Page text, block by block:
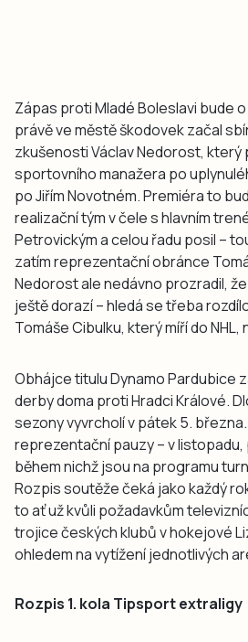
Zápas proti Mladé Boleslavi bude
právě ve městě škodovek začal
zkušenosti Václav Nedorost, který
sportovního manažera po
po Jiřím Novotném. Premiéra to
realizační tým v čele s hlavním
Petrovickým a celou řadu posil –
zatím reprezentační obránce
Nedorost ale nedávno prozradil,
ještě dorazí – hledá se třeba
Tomáše Cibulku, který míří do
Obhájce titulu Dynamo Pardubice
derby doma proti Hradci Králové.
sezony vyvrcholí v pátek 5.
reprezentační pauzy – v listopadu,
během nichž jsou na programu
Rozpis soutěže čeká jako každý
to ať už kvůli požadavkům
trojice českých klubů v hokejové
ohledem na vytížení jednotlivých
Rozpis 1. kola Tipsport extraligy